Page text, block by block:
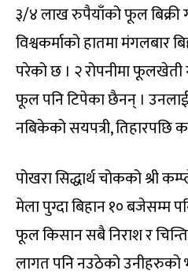
३/४ लाख रुपैयाँको फूल बिक्री
विश्वकर्माको हातमा मंगलबार
परेको छ । २ रोपनीमा
फूल पनि टिपेका छैनन् । उनलाई
नबिकेको सयपत्री, तिहारपछि
पोखरा सिद्धार्थ चोकको श्री
मेला पुग्दा बिहान १० बजेसम्म
फूल किसान सबै निराश र
लागत पनि नउठेको उनीहरुको